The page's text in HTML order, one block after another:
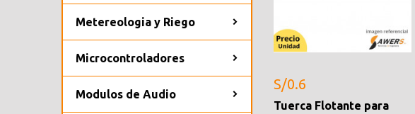
Metereologia y Riego
Microcontroladores
Modulos de Audio
S/0.6
Tuerca Flotante para